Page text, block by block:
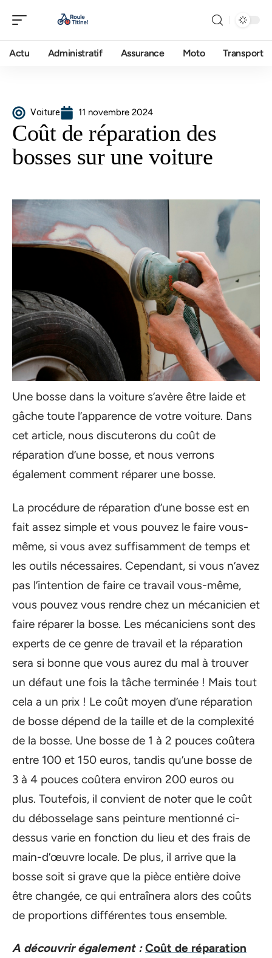
Actu Administratif Assurance Moto Transport
Voiture 11 novembre 2024
Coût de réparation des
bosses sur une voiture
Une bosse dans la voiture s’avère être laide et
gâche toute l’apparence de votre voiture. Dans
cet article, nous discuterons du coût de
réparation d’une bosse, et nous verrons
également comment réparer une bosse.
La procédure de réparation d’une bosse est en
fait assez simple et vous pouvez le faire vous-
même, si vous avez suffisamment de temps et
les outils nécessaires. Cependant, si vous n’avez
pas l’intention de faire ce travail vous-même,
vous pouvez vous rendre chez un mécanicien et
faire réparer la bosse. Les mécaniciens sont des
experts de ce genre de travail et la réparation
sera si bonne que vous aurez du mal à trouver
un défaut une fois la tâche terminée ! Mais tout
cela a un prix ! Le coût moyen d’une réparation
de bosse dépend de la taille et de la complexité
de la bosse. Une bosse de 1 à 2 pouces coûtera
entre 100 et 150 euros, tandis qu’une bosse de
3 à 4 pouces coûtera environ 200 euros ou
plus. Toutefois, il convient de noter que le coût
du débosselage sans peinture mentionné ci-
dessus varie en fonction du lieu et des frais de
main-d’œuvre locale. De plus, il arrive que la
bosse soit si grave que la pièce entière doive
être changée, ce qui entraînera alors des coûts
de proportions différentes tous ensemble.
A découvrir également : Coût de réparation